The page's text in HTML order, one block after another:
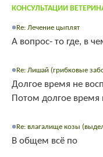
КОНСУЛЬТАЦИИ
Re: Лечение цыплят
А вопрос- то где, в
Re: Лишай (грибковые
Долгое время не
Потом долгое время
Re: влагалище козы
В общем всё по